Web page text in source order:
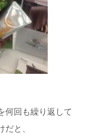
何回も繰り返して
と、